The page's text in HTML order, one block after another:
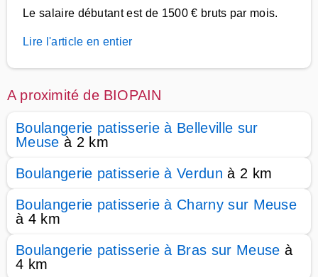
Le salaire débutant est de 1500 € bruts par mois.
Lire l'article en entier
A proximité de BIOPAIN
Boulangerie patisserie à Belleville sur
Meuse à 2 km
Boulangerie patisserie à Verdun à 2 km
Boulangerie patisserie à Charny sur Meuse
à 4 km
Boulangerie patisserie à Bras sur Meuse à
4 km